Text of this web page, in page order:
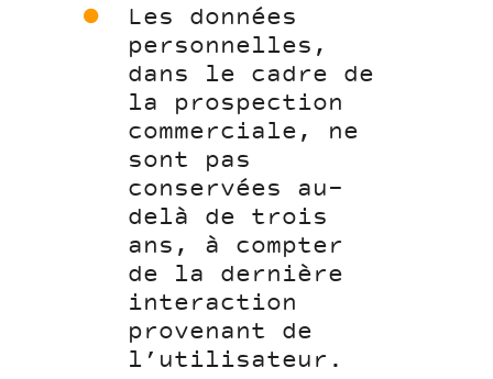
Les données
personnelles,
dans le cadre de
la prospection
commerciale, ne
sont pas
conservées au-
delà de trois
ans, à compter
de la dernière
interaction
provenant de
l’utilisateur.